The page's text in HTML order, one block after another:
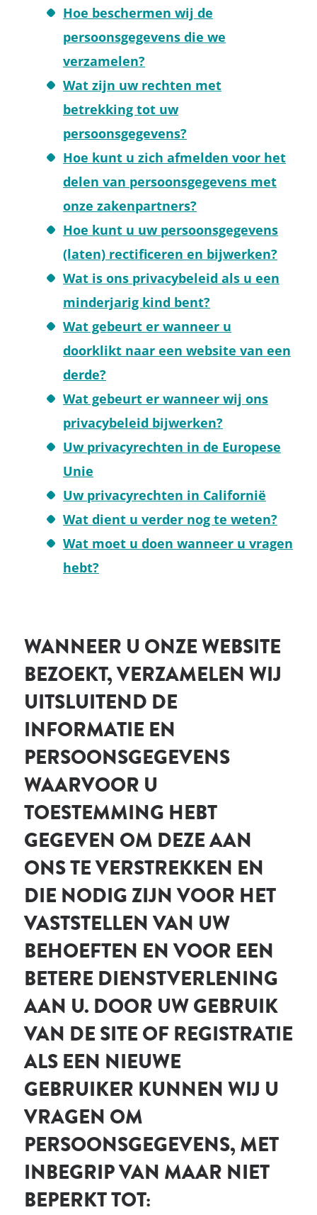
Hoe beschermen wij de
persoonsgegevens die we
verzamelen?
Wat zijn uw rechten met
betrekking tot uw
persoonsgegevens?
Hoe kunt u zich afmelden voor het
delen van persoonsgegevens met
onze zakenpartners?
Hoe kunt u uw persoonsgegevens
(laten) rectificeren en bijwerken?
Wat is ons privacybeleid als u een
minderjarig kind bent?
Wat gebeurt er wanneer u
doorklikt naar een website van een
derde?
Wat gebeurt er wanneer wij ons
privacybeleid bijwerken?
Uw privacyrechten in de Europese
Unie
Uw privacyrechten in Californië
Wat dient u verder nog te weten?
Wat moet u doen wanneer u vragen
hebt?
WANNEER U ONZE WEBSITE
BEZOEKT, VERZAMELEN WIJ
UITSLUITEND DE
INFORMATIE EN
PERSOONSGEGEVENS
WAARVOOR U
TOESTEMMING HEBT
GEGEVEN OM DEZE AAN
ONS TE VERSTREKKEN EN
DIE NODIG ZIJN VOOR HET
VASTSTELLEN VAN UW
BEHOEFTEN EN VOOR EEN
BETERE DIENSTVERLENING
AAN U. DOOR UW GEBRUIK
VAN DE SITE OF REGISTRATIE
ALS EEN NIEUWE
GEBRUIKER KUNNEN WIJ U
VRAGEN OM
PERSOONSGEGEVENS, MET
INBEGRIP VAN MAAR NIET
BEPERKT TOT: